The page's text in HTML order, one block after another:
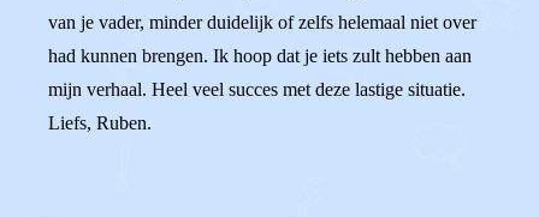
van je vader, minder duidelijk of zelfs helemaal niet over
had kunnen brengen. Ik hoop dat je iets zult hebben aan
mijn verhaal. Heel veel succes met deze lastige situatie.
Liefs, Ruben.